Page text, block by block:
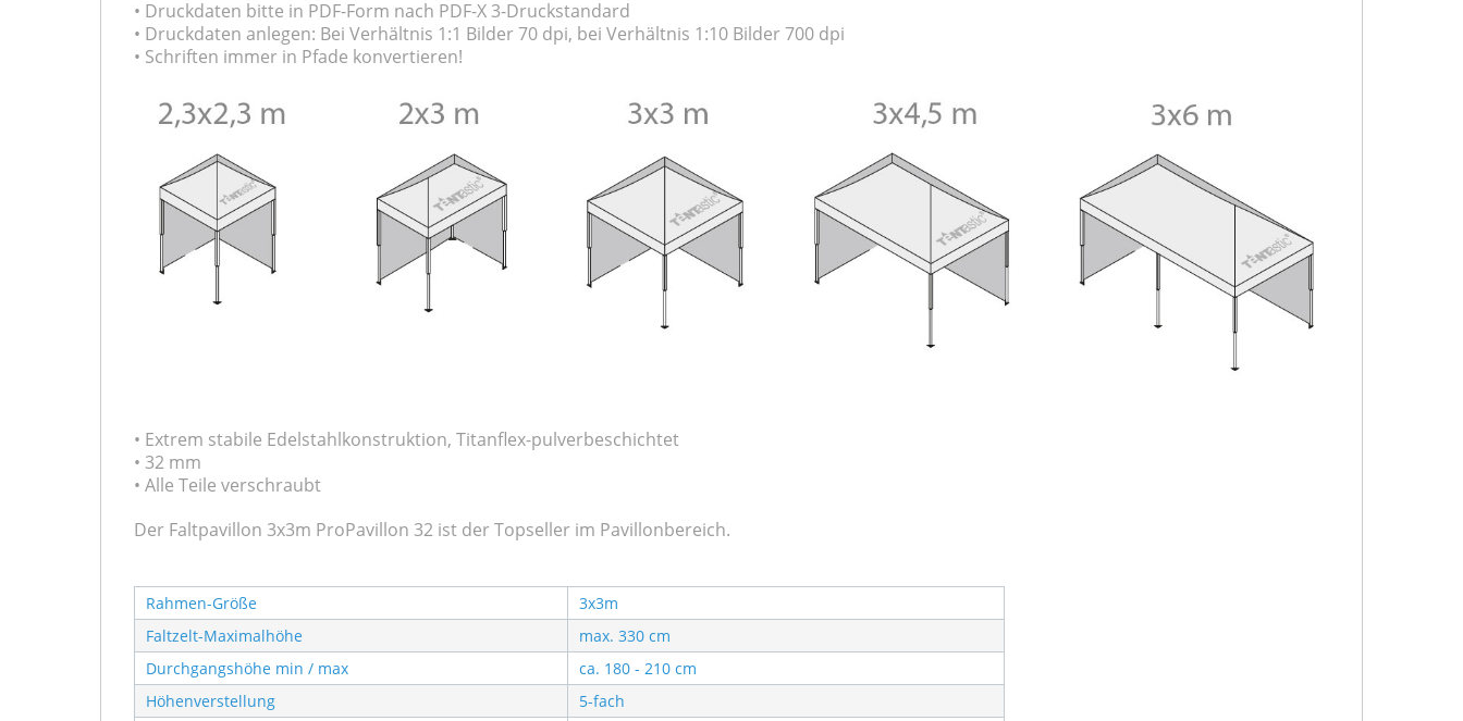
• Druckdaten bitte in PDF-Form nach PDF-X 3-Druckstandard
• Druckdaten anlegen: Bei Verhältnis 1:1 Bilder 70 dpi, bei Verhältnis 1:10 Bilder 700 dpi
• Schriften immer in Pfade konvertieren!
• Extrem stabile Edelstahlkonstruktion, Titanflex-pulverbeschichtet
• 32 mm
• Alle Teile verschraubt
Der Faltpavillon 3x3m ProPavillon 32 ist der Topseller im Pavillonbereich.
Rahmen-Größe
3x3m
Faltzelt-Maximalhöhe
max. 330 cm
Durchgangshöhe min / max
ca. 180 - 210 cm
Höhenverstellung
5-fach